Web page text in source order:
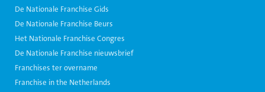
De Nationale Franchise Gids
De Nationale Franchise Beurs
Het Nationale Franchise Congres
De Nationale Franchise nieuwsbrief
Franchises ter overname
Franchise in the Netherlands